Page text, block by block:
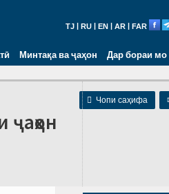
TJ RU EN AR FAR
Минтақа ва ҷаҳон Дар бораи мо
 Чопи саҳифа